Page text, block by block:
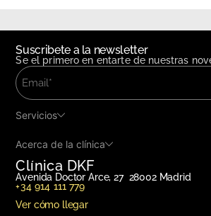
Clínica DKF
Avenida Doctor Arce, 27 28002 Madrid
+34 914 111 779
Ver cómo llegar
Suscribete a la newsletter
Se el primero en entarte de nuestras
Servicios
Acerca de la clínica